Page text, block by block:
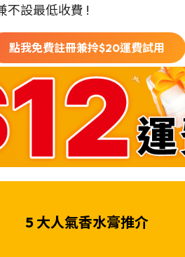
不設最低收費 !
點我免費註冊兼拎$20運費試用
5 大人氣香水膏推介